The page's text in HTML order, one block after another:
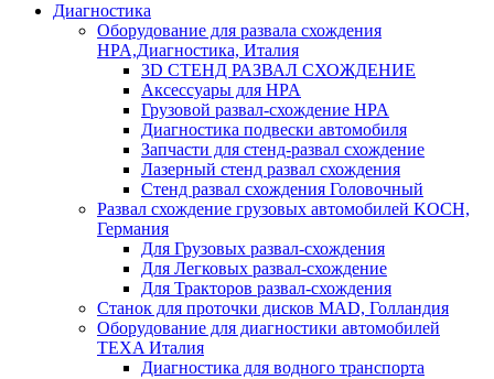
Диагностика
Оборудование для развала схождения
HPA,Диагностика, Италия
3D СТЕНД РАЗВАЛ СХОЖДЕНИЕ
Аксессуары для HPA
Грузовой развал-схождение HPA
Диагностика подвески автомобиля
Запчасти для стенд-развал схождение
Лазерный стенд развал схождения
Стенд развал схождения Головочный
Развал схождение грузовых автомобилей KOCH,
Германия
Для Грузовых развал-схождения
Для Легковых развал-схождение
Для Тракторов развал-схождения
Станок для проточки дисков MAD, Голландия
Оборудование для диагностики автомобилей
TEXA Италия
Диагностика для водного транспорта